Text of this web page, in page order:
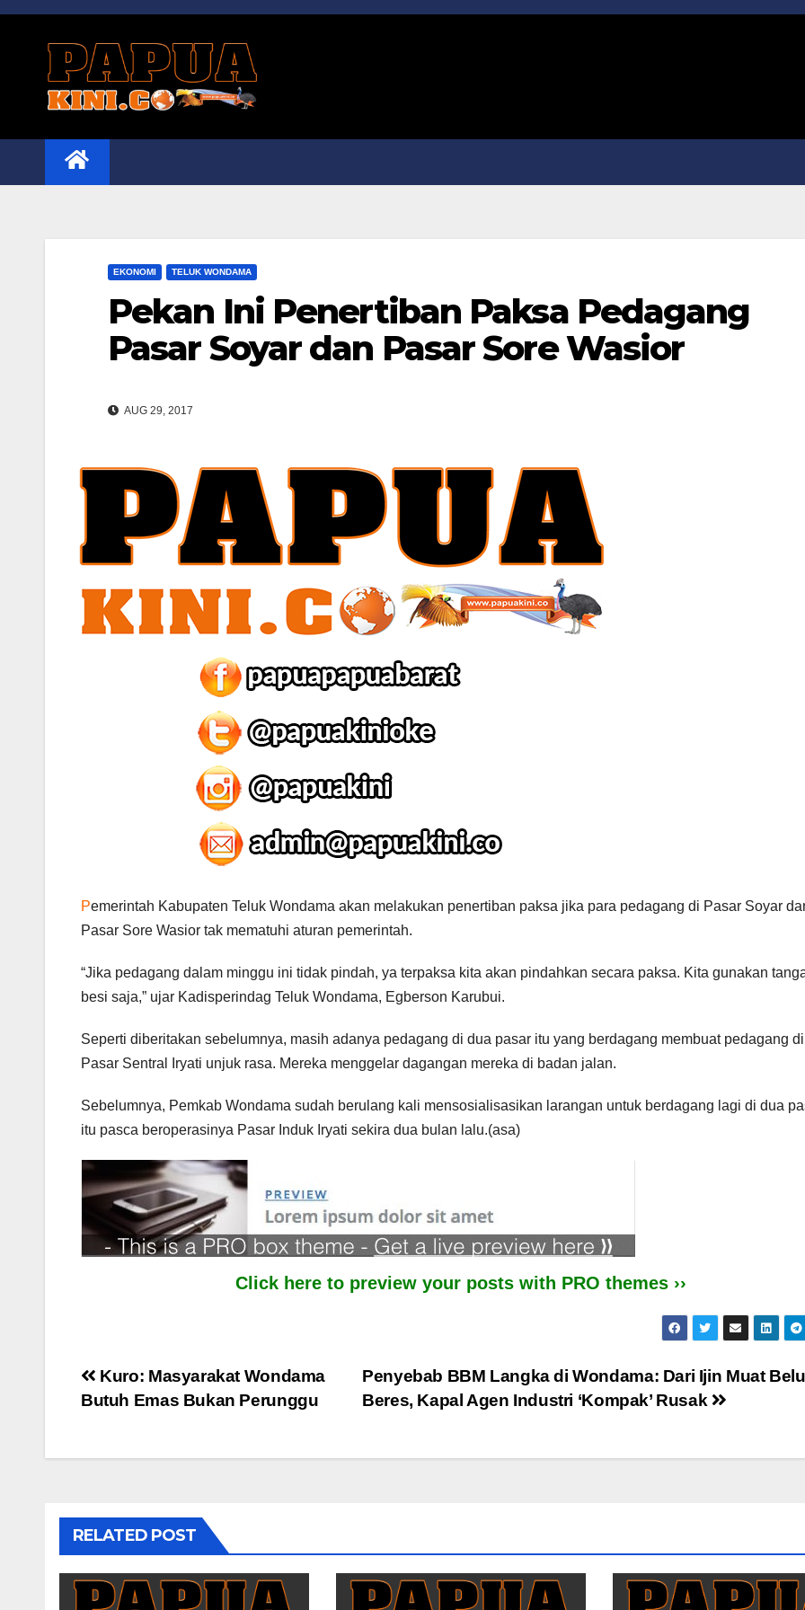
Skip
EKONOMI TELUK WONDAMA
Pekan Ini Penertiban Paksa Pedagang
Pasar Soyar dan Pasar Sore Wasior
AUG 29, 2017
Pemerintah Kabupaten Teluk Wondama akan melakukan penertiban paksa jika para pedagang di Pasar Soyar
Pasar Sore Wasior tak mematuhi aturan pemerintah.
“Jika pedagang dalam minggu ini tidak pindah, ya terpaksa kita akan pindahkan secara paksa. Kita gunakan
besi saja,” ujar Kadisperindag Teluk Wondama, Egberson Karubui.
Seperti diberitakan sebelumnya, masih adanya pedagang di dua pasar itu yang berdagang membuat pedagang di
Pasar Sentral Iryati unjuk rasa. Mereka menggelar dagangan mereka di badan jalan.
Sebelumnya, Pemkab Wondama sudah berulang kali mensosialisasikan larangan untuk berdagang lagi di dua
itu pasca beroperasinya Pasar Induk Iryati sekira dua bulan lalu.(asa)
Click here to preview your posts with PRO themes ››
Post
Penyebab BBM Langka di Wondama: Dari Ijin Muat
Beres, Kapal Agen Industri ‘Kompak’ Rusak
Kuro: Masyarakat Wondama
Butuh Emas Bukan Perunggu
RELATED POST